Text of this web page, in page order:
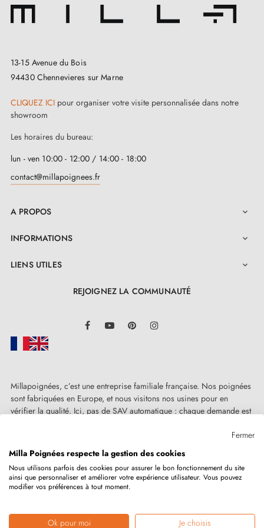
13-15 Avenue du Bois
94430 Chennevieres sur Marne
CLIQUEZ ICI pour organiser votre visite personnalisée dans notre
showroom
Les horaires du bureau:
lun - ven 10:00 - 12:00 / 14:00 - 18:00
contact@millapoignees.fr
A PROPOS 
INFORMATIONS 
LIENS UTILES 
REJOIGNEZ LA COMMUNAUTÉ
FacebookYouTube Pinterest
Millapoignées, c’est une entreprise familiale française. Nos poignées
sont fabriquées en Europe, et nous visitons nos usines pour en
vérifier la qualité. Ici, pas de SAV automatique : chaque demande est
Copyright © 2026MILLA POIGNEESTous droits réservés.
Fermer
Milla Poignées respecte la gestion des cookies
Nous utilisons parfois des cookies pour assurer le bon fonctionnement du site
ainsi que personnaliser et améliorer votre expérience utilisateur. Vous pouvez
modifier vos préférences à tout moment.
Ok pour moi Je choisis